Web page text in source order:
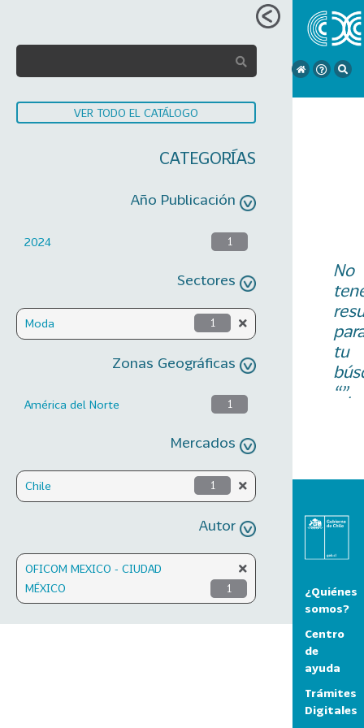
VER TODO EL CATÁLOGO
CATEGORÍAS
Año Publicación
2024 1
Sectores
Moda 1
Zonas Geográficas
América del Norte 1
Mercados
Chile 1
Autor
OFICOM MEXICO - CIUDAD
MÉXICO
1
No
tu
“”.
¿Quiénes
somos?
Centro
de
ayuda
Trámites
Digitales